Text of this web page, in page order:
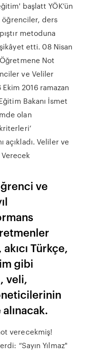
başlatt YÖK’ün
öğrenciler, ders
metoduna
şikâyet etti. 08 Nisan
Not
ve Veliler
2016 ramazan
Bakanı İsmet
olan
açıkladı. Veliler ve
ve
Türkçe,
gibi
veli,
verecekmiş!
“Sayın Yılmaz"